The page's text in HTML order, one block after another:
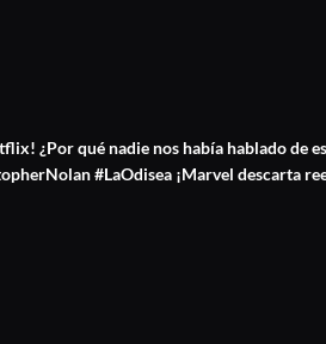
¿Por qué nadie nos había hablado de
#LaOdisea ¡Marvel descarta